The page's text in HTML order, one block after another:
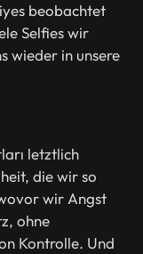
beobachtet
Selfies wir
wieder in unsere
letztlich
die wir so
wir Angst
ohne
Kontrolle. Und